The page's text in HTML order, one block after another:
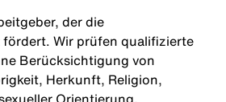
der die
Wir prüfen qualifizierte
Berücksichtigung von
Herkunft, Religion,